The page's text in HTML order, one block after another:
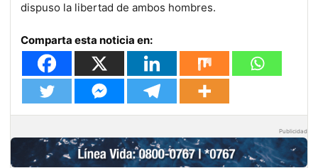
dispuso la libertad de ambos hombres.
Comparta esta noticia en:
Publicidad